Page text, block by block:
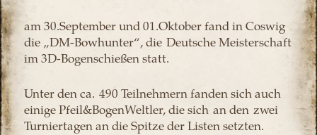
am 30.September und 01.Oktober fand in Coswig
die „DM-Bowhunter“, die Deutsche Meisterschaft
im 3D-Bogenschießen statt.
Unter den ca. 490 Teilnehmern fanden sich auch
einige Pfeil&BogenWeltler, die sich an den zwei
Turniertagen an die Spitze der Listen setzten.